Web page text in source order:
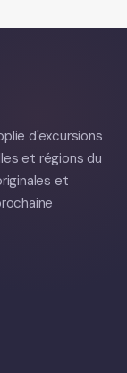
d'excursions
et régions du
et